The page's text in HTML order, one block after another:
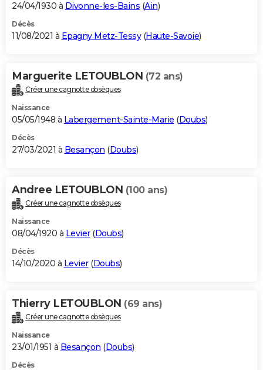
24/04/1930 à Divonne-les-Bains (Ain)
Décès
11/08/2021 à Epagny Metz-Tessy(Haute-Savoie)
Marguerite LETOUBLON (72 ans)
Créer une cagnotte obsèques
Naissance
05/05/1948 à Labergement-Sainte-Marie (Doubs)
Décès
27/03/2021 à Besançon (Doubs)
Andree LETOUBLON (100 ans)
Créer une cagnotte obsèques
Naissance
08/04/1920 à Levier(Doubs)
Décès
14/10/2020 à Levier(Doubs)
Thierry LETOUBLON (69 ans)
Créer une cagnotte obsèques
Naissance
23/01/1951 à Besançon (Doubs)
Décès